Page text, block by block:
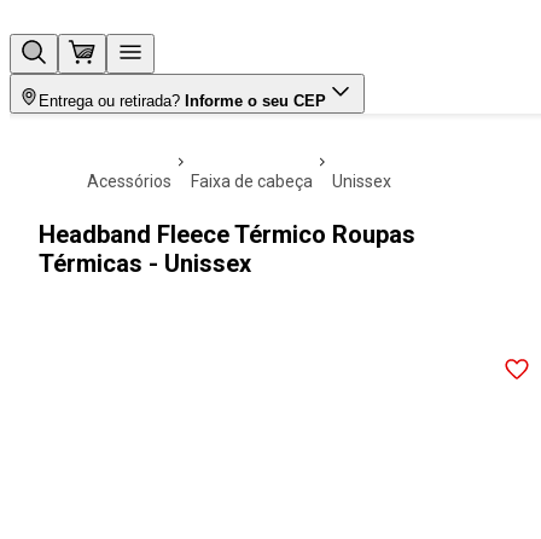
Entrega ou retirada? Informe o seu CEP
acessórios faixa de cabeça unissex
Headband Fleece Térmico Roupas
Térmicas - Unissex